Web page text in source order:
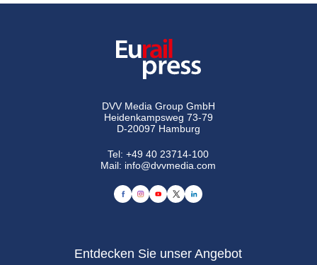
DVV Media Group GmbH
Heidenkampsweg 73-79
D-20097 Hamburg
Tel:+49 40 23714-100
Mail: info@dvvmedia.com
Entdecken Sie unser Angebot